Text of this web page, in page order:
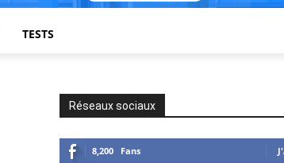
TESTS
Réseaux sociaux
8,200 Fans